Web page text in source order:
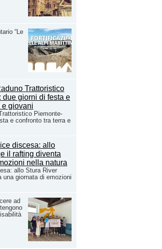
“Le
Piemonte-
e confronto tra terra e
allo Stura River
giornata di emozioni
ad